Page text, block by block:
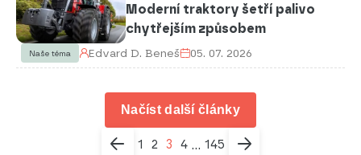
Moderní traktory šetří palivo
chytřejším způsobem
Naše téma Edvard D. Beneš 05. 07. 2026
Načíst další články
1 2 3 4 ... 145